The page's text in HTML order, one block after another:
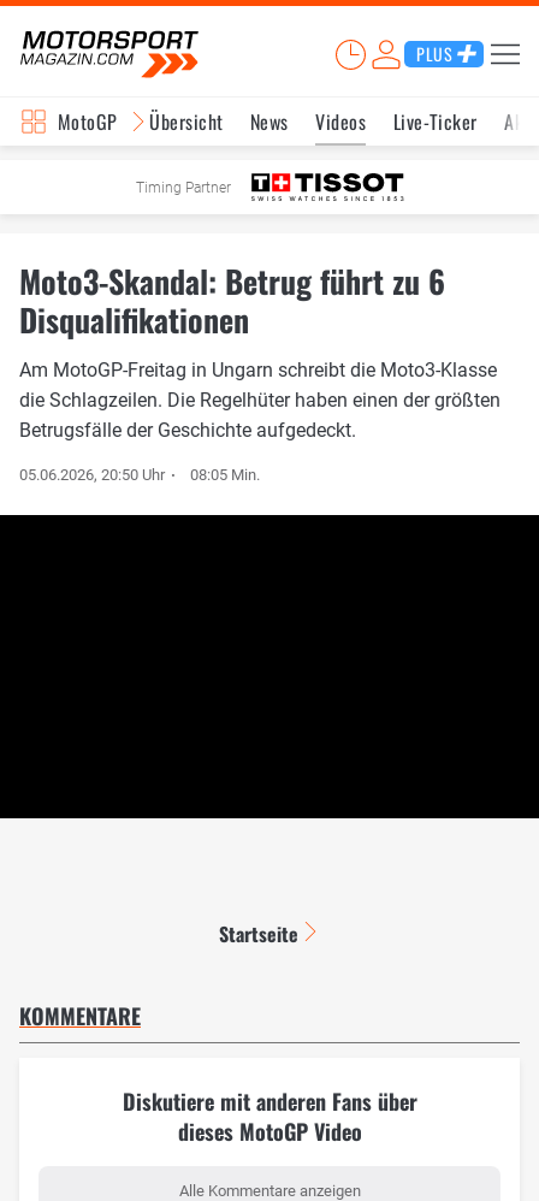
PLUS
MotoGP Übersicht News Videos Live-Ticker
Timing Partner
Moto3-Skandal: Betrug führt zu 6
Disqualifikationen
Am MotoGP-Freitag in Ungarn schreibt die Moto3-Klasse
die Schlagzeilen. Die Regelhüter haben einen der größten
Betrugsfälle der Geschichte aufgedeckt.
05.06.2026, 20:50 Uhr 08:05 Min.
Startseite
KOMMENTARE
Diskutiere mit anderen Fans über
dieses MotoGP Video
Alle Kommentare anzeigen